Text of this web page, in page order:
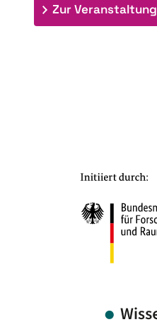
Zur Veranstaltung